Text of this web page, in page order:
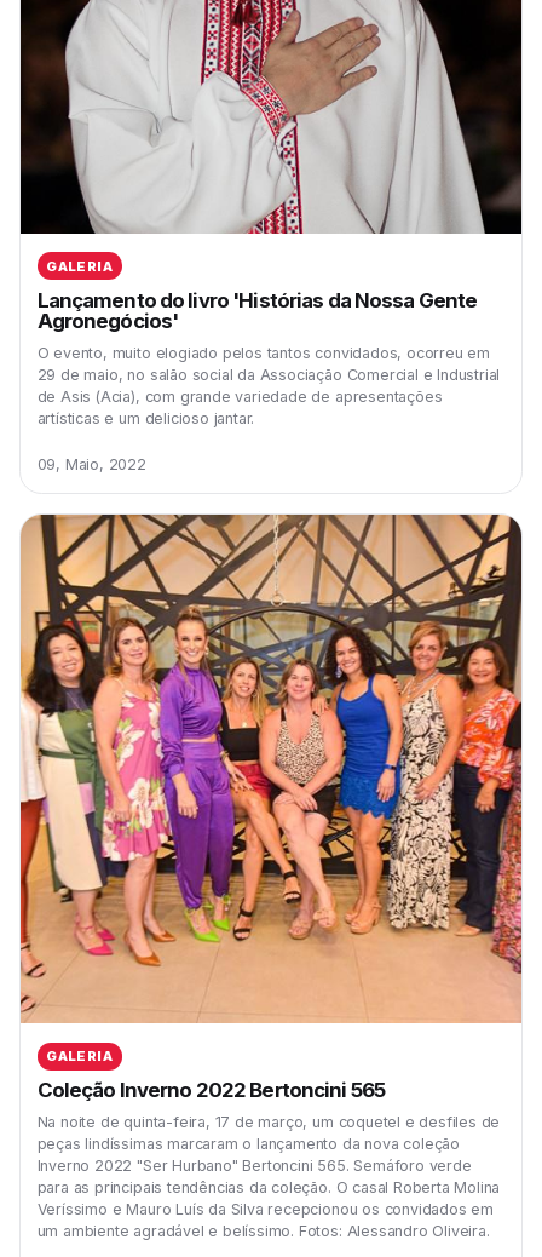
GALERIA
Lançamento do livro 'Histórias da Nossa Gente
Agronegócios'
O evento, muito elogiado pelos tantos convidados, ocorreu em
29 de maio, no salão social da Associação Comercial e Industrial
de Asis (Acia), com grande variedade de apresentações
artísticas e um delicioso jantar.
09, Maio, 2022
GALERIA
Coleção Inverno 2022 Bertoncini 565
Na noite de quinta-feira, 17 de março, um coquetel e desfiles de
peças lindíssimas marcaram o lançamento da nova coleção
Inverno 2022 "Ser Hurbano" Bertoncini 565. Semáforo verde
para as principais tendências da coleção. O casal Roberta Molina
Veríssimo e Mauro Luís da Silva recepcionou os convidados em
um ambiente agradável e belíssimo. Fotos: Alessandro Oliveira.